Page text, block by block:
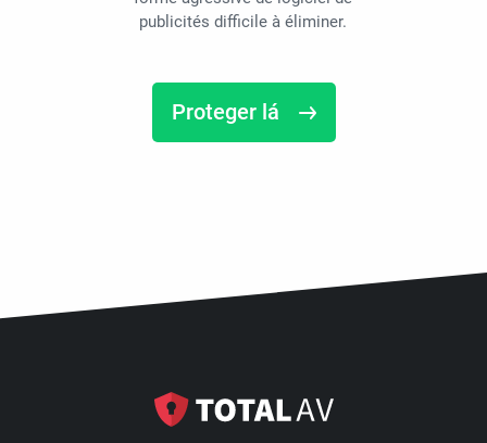
publicités difficile à éliminer.
Proteger lá